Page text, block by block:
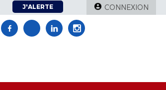
J'ALERTE CONNEXION